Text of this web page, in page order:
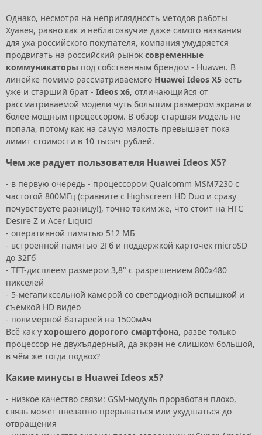
Однако, несмотря на неприглядность методов работы
Хуавея, равно как и неблагозвучие даже самого названия
для уха российского покупателя, компания умудряется
продвигать на российский рынок современные
коммуникаторы под собственным брендом - Huawei. В
линейке помимо рассматриваемого Huawei Ideos X5 есть
уже и старший брат - Ideos x6, отличающийся от
рассматриваемой модели чуть большим размером экрана и
более мощным процессором. В обзор старшая модель не
попала, потому как на самую малость превышает пока
лимит стоимости в 10 тысяч рублей.
Чем же радует пользователя Huawei Ideos X5?
- в первую очередь - процессором Qualcomm MSM7230 с
частотой 800МГц (сравните с Highscreen HD Duo и сразу
почувствуете разницу!), точно таким же, что стоит на HTC
Desire Z и Acer Liquid
- оперативной памятью 512 МБ
- встроенной памятью 2Гб и поддержкой карточек microSD
до 32Гб
- TFT-дисплеем размером 3,8" с разрешением 800x480
пикселей
- 5-мегапиксельной камерой со светодиодной вспышкой и
съёмкой HD видео
- полимерной батареей на 1500мАч
Всё как у хорошего дорогого смартфона, разве только
процессор не двухъядерный, да экран не слишком большой,
в чём же тогда подвох?
Какие минусы в Huawei Ideos x5?
- низкое качество связи: GSM-модуль проработан плохо,
связь может внезапно прерываться или ухудшаться до
отвращения